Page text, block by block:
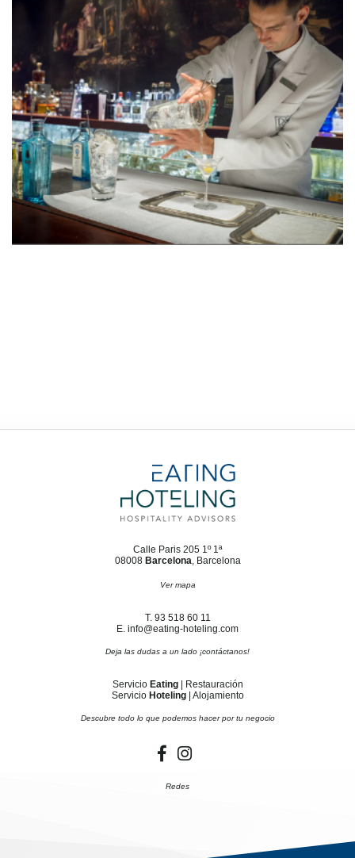
Calle Paris 205 1º 1ª
08008 Barcelona , Barcelona
Ver mapa
T. 93 518 60 11
E. info@eating-hoteling.com
Deja las dudas a un lado ¡contáctanos!
Servicio Eating| Restauración
Servicio Hoteling| Alojamiento
Descubre todo lo que podemos hacer por tu negocio
Redes